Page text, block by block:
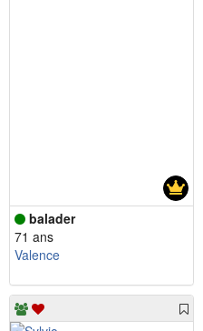
balader
71 ans
Valence